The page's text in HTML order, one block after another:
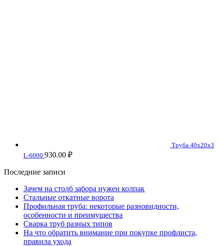
Труба 40x20x3
L-6000 930.00 ₽
Последние записи
Зачем на столб забора нужен колпак
Стальные откатные ворота
Профильная труба: некоторые разновидности,
особенности и преимущества
Сварка труб разных типов
На что обратить внимание при покупке профлиста,
правила ухода